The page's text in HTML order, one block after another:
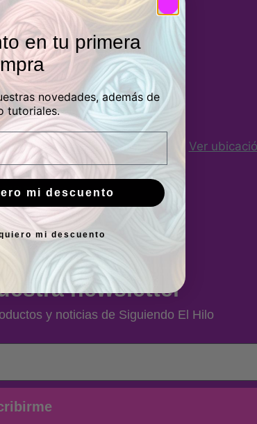
Twitter
LinkedIn
física
28032 Madrid, España - Ver
a 13.30h y 17.00 a 20.00h
a 14.00h
newsletter
y noticias de Siguiendo El Hilo
en tu primera
novedades, además de
tutoriales.
mi descuento
mi descuento